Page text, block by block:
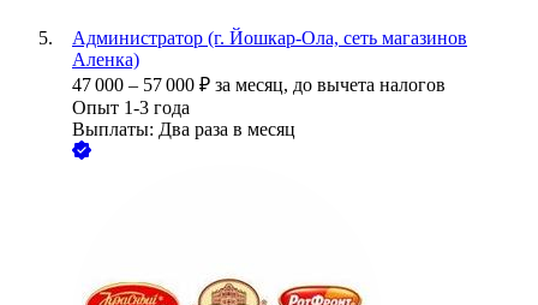
Администратор (г. Йошкар-Ола, сеть магазинов
Аленка)
47 000 – 57 000 ₽ за месяц, до вычета налогов
Опыт 1-3 года
Выплаты: Два раза в месяц